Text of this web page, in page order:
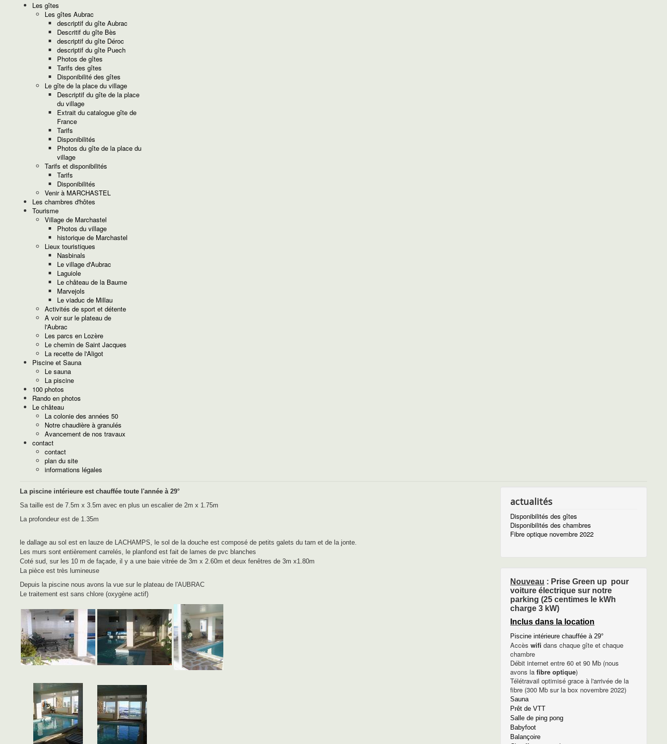
Les gîtes
Les gîtes Aubrac
descriptif du gîte Aubrac
Descritif du gîte Bès
descriptif du gîte Déroc
descriptif du gîte Puech
Photos de gîtes
Tarifs des gîtes
Disponibilité des gîtes
Le gîte de la place du village
Descriptif du gîte de la place
du village
Extrait du catalogue gîte de
France
Tarifs
Disponibilités
Photos du gîte de la place du
village
Tarifs et disponibilités
Tarifs
Disponibilités
Venir à MARCHASTEL
Les chambres d'hôtes
Tourisme
Village de Marchastel
Photos du village
historique de Marchastel
Lieux touristiques
Nasbinals
Le village d'Aubrac
Laguiole
Le château de la Baume
Marvejols
Le viaduc de Millau
Activités de sport et détente
A voir sur le plateau de
l'Aubrac
Les parcs en Lozère
Le chemin de Saint Jacques
La recette de l'Aligot
Piscine et Sauna
Le sauna
La piscine
100 photos
Rando en photos
Le château
La colonie des années 50
Notre chaudière à granulés
Avancement de nos travaux
contact
contact
plan du site
informations légales
La piscine intérieure est chauffée toute l'année à 29°
Sa taille est de 7.5m x 3.5m avec en plus un escalier de 2m x 1.75m
La profondeur est de 1.35m
le dallage au sol est en lauze de LACHAMPS, le sol de la douche est composé de petits galets du tarn et de la jonte.
Les murs sont entièrement carrelés, le planfond est fait de lames de pvc blanches
Coté sud, sur les 10 m de façade, il y a une baie vitrée de 3m x 2.60m et deux fenêtres de 3m x1.80m
La pièce est très lumineuse
Depuis la piscine nous avons la vue sur le plateau de l'AUBRAC
Le traitement est sans chlore (oxygène actif)
actualités
Disponibilités des gîtes
Disponibilités des chambres
Fibre optique novembre 2022
Nouveau : Prise Green up pour
voiture électrique sur notre
parking (25 centimes le kWh
charge 3 kW)
Inclus dans la location
Piscine intérieure chauffée à 29°
Accèswifi dans chaque gîte et chaque
chambre
Débit internet entre 60 et 90 Mb (nous
avons lafibre optique)
Télétravail optimisé grace à l'arrivée de la
fibre (300 Mb sur la box novembre 2022)
Sauna
Prêt de VTT
Salle de ping pong
Babyfoot
Balançoire